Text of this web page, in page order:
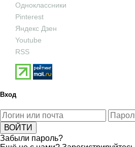
Одноклассники
Pinterest
Яндекс Дзен
Youtube
RSS
Вход
Забыли пароль?